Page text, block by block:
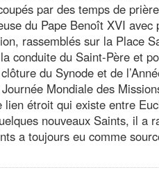
par des temps de
du Pape Benoît XVI avec
rassemblés sur la Place
conduite du Saint-Père et
du Synode et de
Mondiale des
étroit qui existe entre
nouveaux Saints, il a
a toujours eu comme